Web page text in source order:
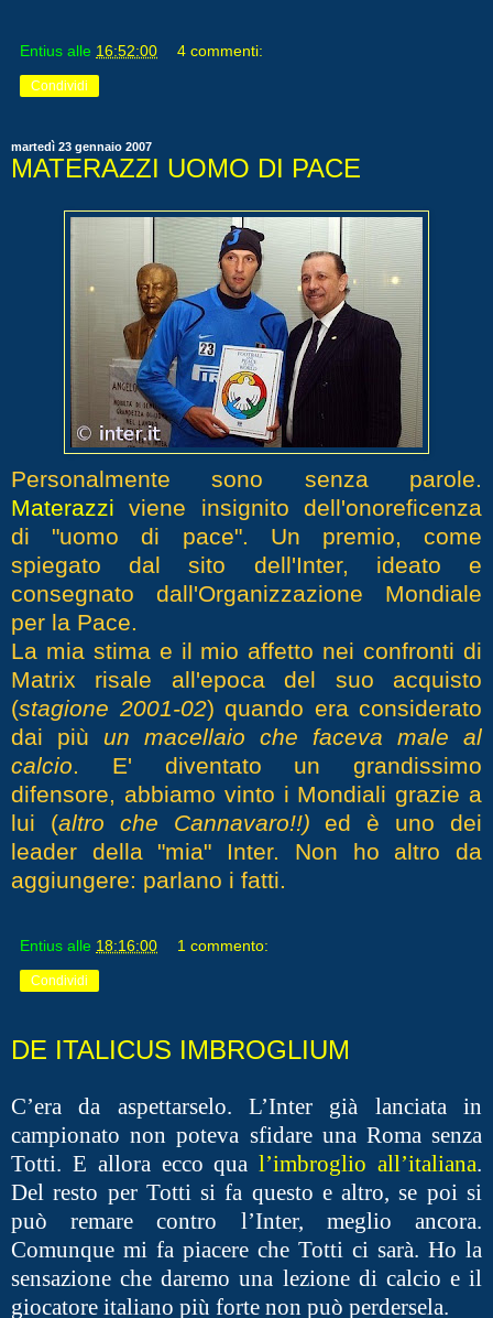
Entius alle 16:52:00 4 commenti:
Condividi
martedì 23 gennaio 2007
MATERAZZI UOMO DI PACE
Personalmente sono senza parole.
Materazziviene insignito dell'onoreficenza
di "uomo di pace". Un premio, come
spiegato dal sito dell'Inter, ideato e
consegnato dall'Organizzazione Mondiale
per la Pace.
La mia stima e il mio affetto nei confronti di
Matrix risale all'epoca del suo acquisto
(stagione 2001-02) quando era considerato
dai più un macellaio che faceva male al
calcio. E' diventato un grandissimo
difensore, abbiamo vinto i Mondiali grazie a
lui (altro che Cannavaro!!) ed è uno dei
leader della "mia" Inter. Non ho altro da
aggiungere: parlano i fatti.
Entius alle 18:16:00 1 commento:
Condividi
DE ITALICUS IMBROGLIUM
C’era da aspettarselo. L’Inter già lanciata in
campionato non poteva sfidare una Roma senza
Totti. E allora ecco qual’imbroglio all’italiana.
Del resto per Totti si fa questo e altro, se poi si
può remare contro l’Inter, meglio ancora.
Comunque mi fa piacere che Totti ci sarà. Ho la
sensazione che daremo una lezione di calcio e il
giocatore italiano più forte non può perdersela.